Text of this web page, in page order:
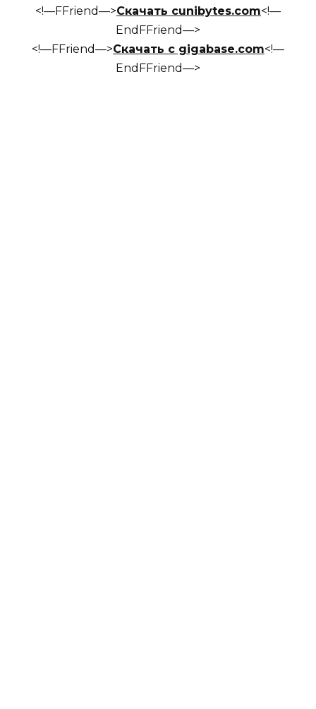
<!—FFriend—>Скачать сunibytes.com<!—
EndFFriend—>
<!—FFriend—>Скачать с gigabase.com<!—
EndFFriend—>